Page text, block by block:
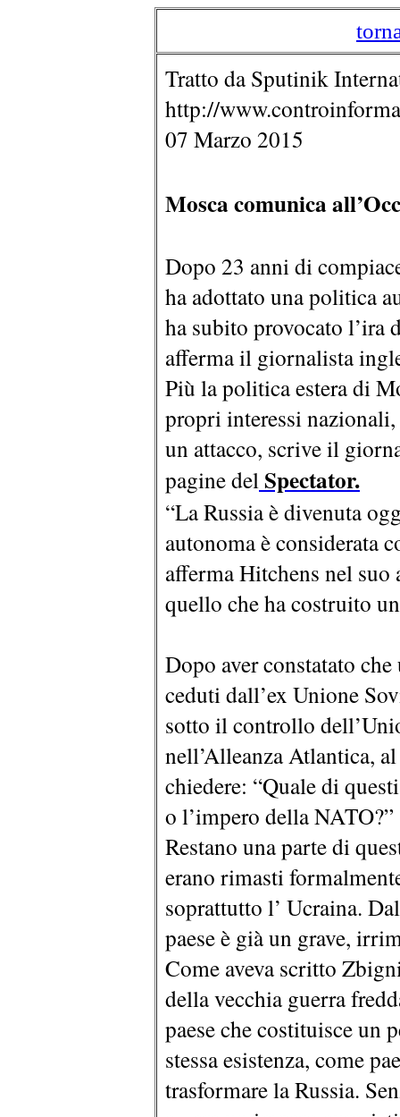
Tratto da Sputinik
http://
07 Marzo 2015
Mosca comunica
Dopo 23 anni di
ha adottato una politica
ha subito provocato l’ira
afferma il giornalista
Più la politica estera di
propri interessi
un attacco, scrive il
pagine delSpectator.
“La Russia è divenuta
autonoma è considerata
afferma Hitchens nel
quello che ha costruito
Dopo aver constatato
ceduti dall’ex Unione
sotto il controllo
nell’Alleanza Atlantica,
chiedere: “Quale di
o l’impero della NATO?”
Restano una parte di
erano rimasti
soprattutto l’ Ucraina.
paese è già un grave,
Come aveva scritto
della vecchia guerra
paese che costituisce un
stessa esistenza, come
trasformare la Russia.